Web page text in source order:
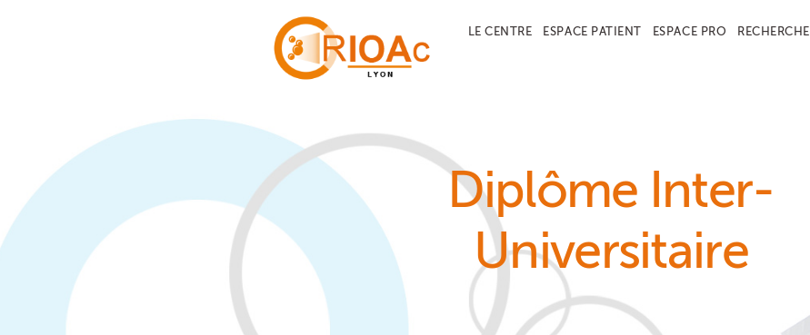
LE CENTRE ESPACE PATIENT ESPACE PRO RECHERCHE
Diplôme Inter-
Universitaire